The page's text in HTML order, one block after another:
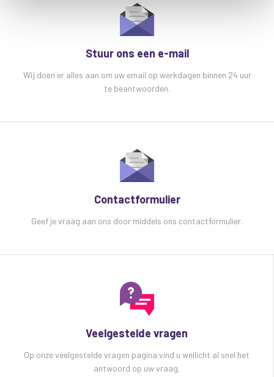
Stuur ons een e-mail
Wij doen er alles aan om uw email op werkdagen binnen 24 uur
te beantwoorden.
Contactformulier
Geef je vraag aan ons door middels ons contactformulier.
Veelgestelde vragen
Op onze veelgestelde vragen pagina vind u wellicht al snel het
antwoord op uw vraag.